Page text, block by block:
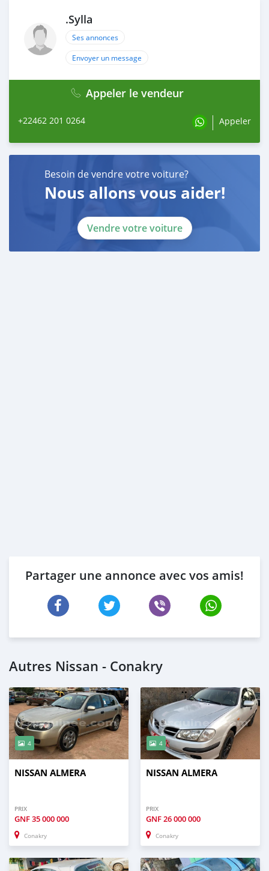
.Sylla
Ses annonces
Envoyer un message
Appeler le vendeur
+22462 201 0264 Appeler
Besoin de vendre votre voiture?
Nous allons vous aider!
Vendre votre voiture
Partager une annonce avec vos amis!
Autres Nissan - Conakry
4
NISSAN ALMERA
PRIX
GNF35 000 000
Conakry
4
NISSAN ALMERA
PRIX
GNF26 000 000
Conakry